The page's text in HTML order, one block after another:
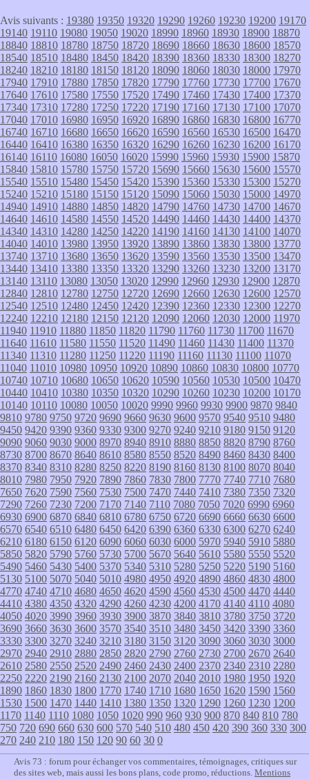
Avis suivants : 19380 19350 19320 19290 19260 19230 19200 19170
19140 19110 19080 19050 19020 18990 18960 18930 18900 18870
18840 18810 18780 18750 18720 18690 18660 18630 18600 18570
18540 18510 18480 18450 18420 18390 18360 18330 18300 18270
18240 18210 18180 18150 18120 18090 18060 18030 18000 17970
17940 17910 17880 17850 17820 17790 17760 17730 17700 17670
17640 17610 17580 17550 17520 17490 17460 17430 17400 17370
17340 17310 17280 17250 17220 17190 17160 17130 17100 17070
17040 17010 16980 16950 16920 16890 16860 16830 16800 16770
16740 16710 16680 16650 16620 16590 16560 16530 16500 16470
16440 16410 16380 16350 16320 16290 16260 16230 16200 16170
16140 16110 16080 16050 16020 15990 15960 15930 15900 15870
15840 15810 15780 15750 15720 15690 15660 15630 15600 15570
15540 15510 15480 15450 15420 15390 15360 15330 15300 15270
15240 15210 15180 15150 15120 15090 15060 15030 15000 14970
14940 14910 14880 14850 14820 14790 14760 14730 14700 14670
14640 14610 14580 14550 14520 14490 14460 14430 14400 14370
14340 14310 14280 14250 14220 14190 14160 14130 14100 14070
14040 14010 13980 13950 13920 13890 13860 13830 13800 13770
13740 13710 13680 13650 13620 13590 13560 13530 13500 13470
13440 13410 13380 13350 13320 13290 13260 13230 13200 13170
13140 13110 13080 13050 13020 12990 12960 12930 12900 12870
12840 12810 12780 12750 12720 12690 12660 12630 12600 12570
12540 12510 12480 12450 12420 12390 12360 12330 12300 12270
12240 12210 12180 12150 12120 12090 12060 12030 12000 11970
11940 11910 11880 11850 11820 11790 11760 11730 11700 11670
11640 11610 11580 11550 11520 11490 11460 11430 11400 11370
11340 11310 11280 11250 11220 11190 11160 11130 11100 11070
11040 11010 10980 10950 10920 10890 10860 10830 10800 10770
10740 10710 10680 10650 10620 10590 10560 10530 10500 10470
10440 10410 10380 10350 10320 10290 10260 10230 10200 10170
10140 10110 10080 10050 10020 9990 9960 9930 9900 9870 9840
9810 9780 9750 9720 9690 9660 9630 9600 9570 9540 9510 9480
9450 9420 9390 9360 9330 9300 9270 9240 9210 9180 9150 9120
9090 9060 9030 9000 8970 8940 8910 8880 8850 8820 8790 8760
8730 8700 8670 8640 8610 8580 8550 8520 8490 8460 8430 8400
8370 8340 8310 8280 8250 8220 8190 8160 8130 8100 8070 8040
8010 7980 7950 7920 7890 7860 7830 7800 7770 7740 7710 7680
7650 7620 7590 7560 7530 7500 7470 7440 7410 7380 7350 7320
7290 7260 7230 7200 7170 7140 7110 7080 7050 7020 6990 6960
6930 6900 6870 6840 6810 6780 6750 6720 6690 6660 6630 6600
6570 6540 6510 6480 6450 6420 6390 6360 6330 6300 6270 6240
6210 6180 6150 6120 6090 6060 6030 6000 5970 5940 5910 5880
5850 5820 5790 5760 5730 5700 5670 5640 5610 5580 5550 5520
5490 5460 5430 5400 5370 5340 5310 5280 5250 5220 5190 5160
5130 5100 5070 5040 5010 4980 4950 4920 4890 4860 4830 4800
4770 4740 4710 4680 4650 4620 4590 4560 4530 4500 4470 4440
4410 4380 4350 4320 4290 4260 4230 4200 4170 4140 4110 4080
4050 4020 3990 3960 3930 3900 3870 3840 3810 3780 3750 3720
3690 3660 3630 3600 3570 3540 3510 3480 3450 3420 3390 3360
3330 3300 3270 3240 3210 3180 3150 3120 3090 3060 3030 3000
2970 2940 2910 2880 2850 2820 2790 2760 2730 2700 2670 2640
2610 2580 2550 2520 2490 2460 2430 2400 2370 2340 2310 2280
2250 2220 2190 2160 2130 2100 2070 2040 2010 1980 1950 1920
1890 1860 1830 1800 1770 1740 1710 1680 1650 1620 1590 1560
1530 1500 1470 1440 1410 1380 1350 1320 1290 1260 1230 1200
1170 1140 1110 1080 1050 1020 990 960 930 900 870 840 810 780
750 720 690 660 630 600 570 540 510 480 450 420 390 360 330 300
270 240 210 180 150 120 90 60 30 0
Avis 73 : forum pour échanger vos commentaires, témoignages, critiques sur
des sites web, mais aussi les bons plans, code promo, réductions. Mentions